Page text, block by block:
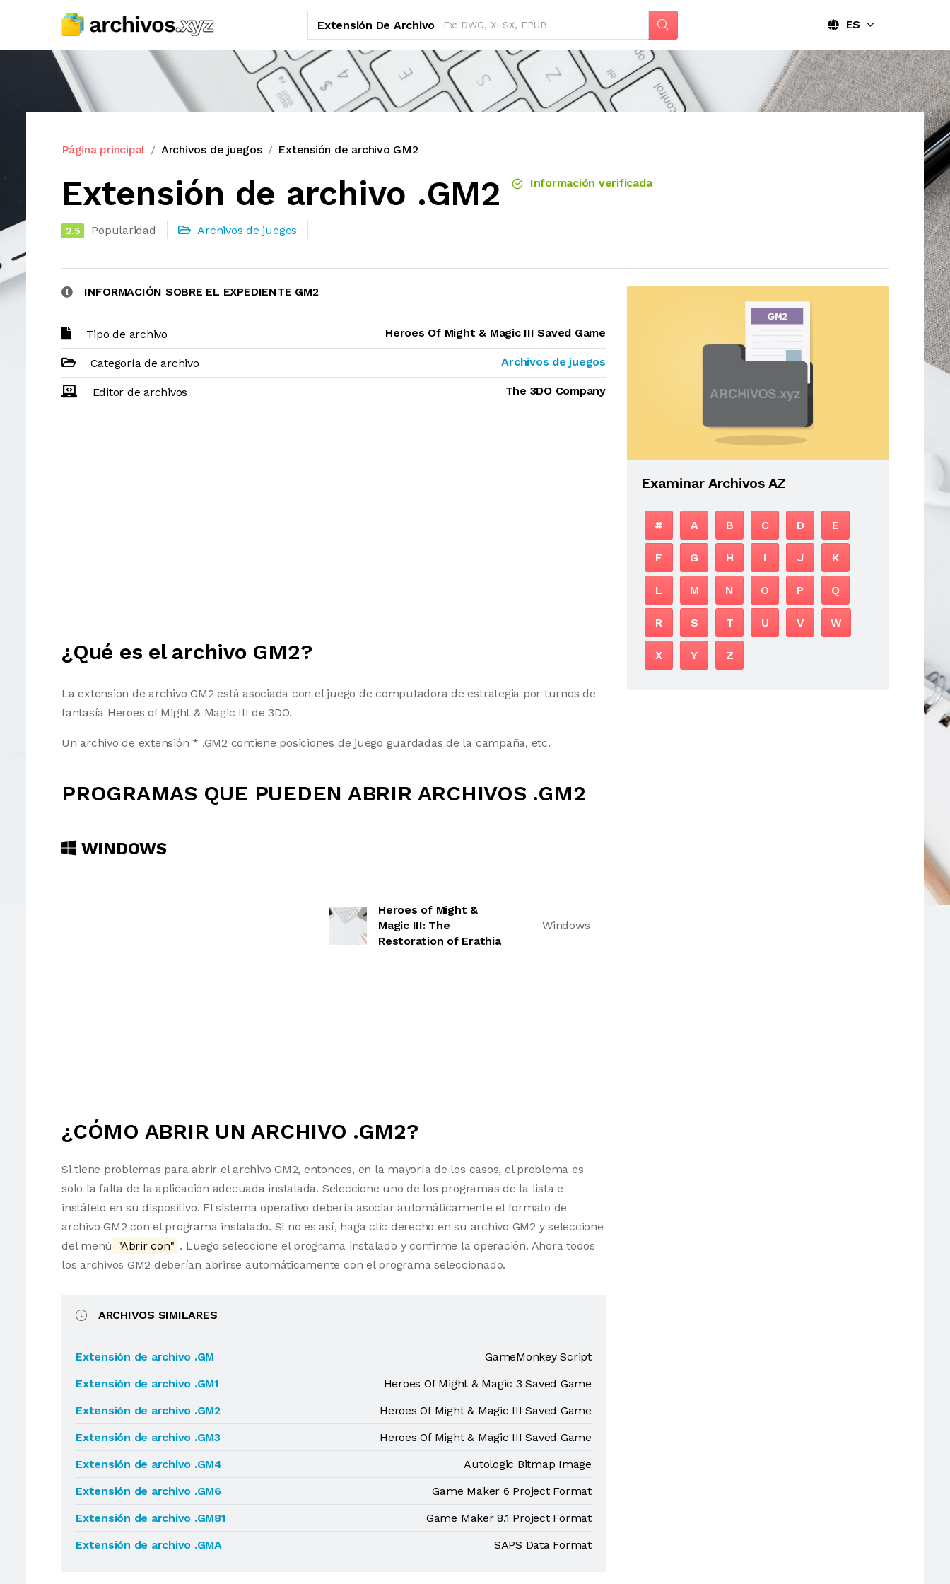
Extensión De Archivo ES
Página principal Archivos de juegos Extensión de archivo GM2
Extensión de archivo .GM2 Información verificada
2.5 Popularidad Archivos de juegos
INFORMACIÓN SOBRE EL EXPEDIENTE GM2
Tipo de archivo Heroes Of Might & Magic III Saved Game
Categoría de archivo Archivos de juegos
Editor de archivos The 3DO Company
¿Qué es el archivo GM2?
La extensión de archivo GM2 está asociada con el juego de computadora de estrategia por turnos de
fantasía Heroes of Might & Magic III de 3DO.
Un archivo de extensión * .GM2 contiene posiciones de juego guardadas de la campaña, etc.
PROGRAMAS QUE PUEDEN ABRIR ARCHIVOS .GM2
WINDOWS
Heroes of Might &
Magic III: The
Restoration of Erathia
Windows
¿CÓMO ABRIR UN ARCHIVO .GM2?
Si tiene problemas para abrir el archivo GM2, entonces, en la mayoría de los casos, el problema es
solo la falta de la aplicación adecuada instalada. Seleccione uno de los programas de la lista e
instálelo en su dispositivo. El sistema operativo debería asociar automáticamente el formato de
archivo GM2 con el programa instalado. Si no es así, haga clic derecho en su archivo GM2 y seleccione
del menú "Abrir con" . Luego seleccione el programa instalado y confirme la operación. Ahora todos
los archivos GM2 deberían abrirse automáticamente con el programa seleccionado.
ARCHIVOS SIMILARES
Extensión de archivo .GM
GameMonkey Script
Extensión de archivo .GM1
Heroes Of Might & Magic 3 Saved Game
Extensión de archivo .GM2
Heroes Of Might & Magic III Saved Game
Extensión de archivo .GM3
Heroes Of Might & Magic III Saved Game
Extensión de archivo .GM4
Autologic Bitmap Image
Extensión de archivo .GM6
Game Maker 6 Project Format
Extensión de archivo .GM81
Game Maker 8.1 Project Format
Extensión de archivo .GMA
SAPS Data Format
Examinar Archivos AZ
# A B C D E
F G H I J K
L M N O P Q
R S T U V W
X Y Z